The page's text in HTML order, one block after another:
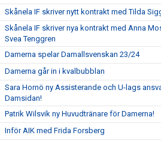
Skånela IF skriver nytt kontrakt med Tilda
Skånela IF skriver nya kontrakt med Anna
Svea Tenggren
Damerna spelar Damallsvenskan 23/24
Damerna går in i kvalbubblan
Sara Hornö ny Assisterande och U-lags
Damsidan!
Patrik Wilsvik ny Huvudtränare för Damerna!
Inför AIK med Frida Forsberg